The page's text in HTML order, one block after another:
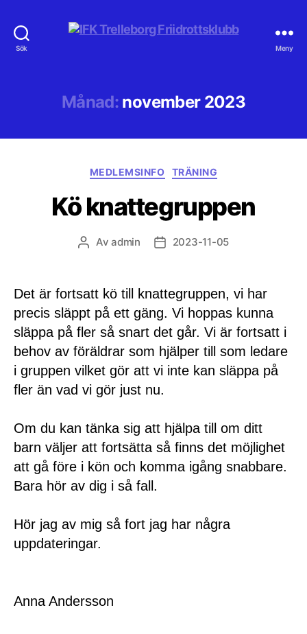
Sök Meny
Månad: november 2023
Kategorier
MEDLEMSINFO TRÄNING
Kö knattegruppen
Inläggsförfattare
Avadmin Inläggsdatum
2023-11-05
Det är fortsatt kö till knattegruppen, vi har
precis släppt på ett gäng. Vi hoppas kunna
släppa på fler så snart det går. Vi är fortsatt i
behov av föräldrar som hjälper till som ledare
i gruppen vilket gör att vi inte kan släppa på
fler än vad vi gör just nu.
Om du kan tänka sig att hjälpa till om ditt
barn väljer att fortsätta så finns det möjlighet
att gå före i kön och komma igång snabbare.
Bara hör av dig i så fall.
Hör jag av mig så fort jag har några
uppdateringar.
Anna Andersson